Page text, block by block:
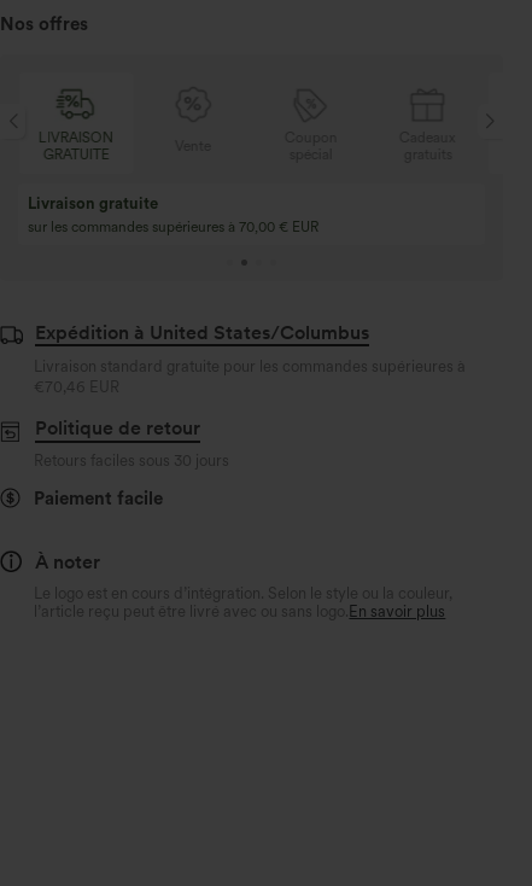
Nos offres
LIVRAISON
GRATUITE
Livraison gratuite
sur les commandes supérieures à 70,00 € EUR
Expédition à United States/Columbus
Livraison standard gratuite pour les commandes supérieures à
€70,46 EUR
Politique de retour
Retours faciles sous 30 jours
Paiement facile
À noter
Le logo est en cours d’intégration. Selon le style ou la couleur,
l’article reçu peut être livré avec ou sans logo. En savoir plus